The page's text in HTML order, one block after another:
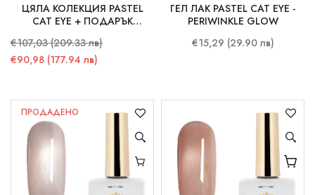
ЦЯЛА КОЛЕКЦИЯ PASTEL
CAT EYE + ПОДАРЪК
€107,03 (209.33 лв)
€90,98 (177.94 лв)
ГЕЛ ЛАК PASTEL CAT EYE -
PERIWINKLE GLOW
€15,29 (29.90 лв)
ПРОДАДЕНО